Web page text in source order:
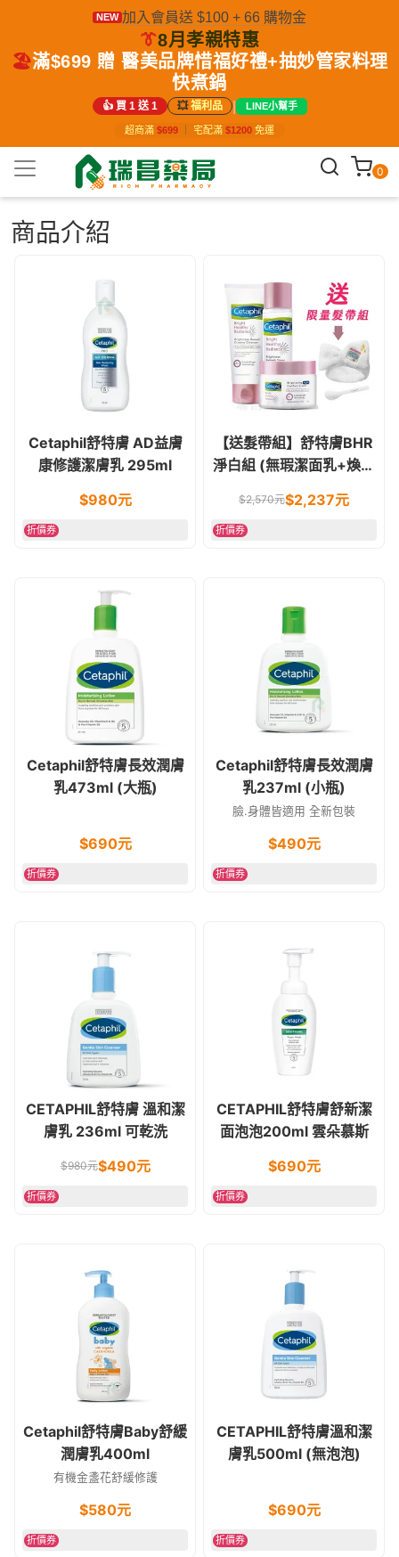
NEW 加入會員送 $100 + 66 購物金
👔8月孝親特惠
🏖️滿$699 贈 醫美品牌惜福好禮+抽妙管家料理
快煮鍋
👍 買 1 送 1 💥福利品 | LINE小幫手
超商滿 $699 宅配滿 $1200 免運
0
商品介紹
Cetaphil舒特膚 AD益膚
康修護潔膚乳 295ml
$980元
折價券
【送髮帶組】舒特膚BHR
淨白組 (無瑕潔面乳+煥新
$2,570元$2,237元
折價券
Cetaphil舒特膚長效潤膚
乳473ml (大瓶)
$690元
折價券
Cetaphil舒特膚長效潤膚
乳237ml (小瓶)
臉.身體皆適用 全新包裝
$490元
折價券
CETAPHIL舒特膚 溫和潔
膚乳 236ml 可乾洗
$980元$490元
折價券
CETAPHIL舒特膚舒新潔
面泡泡200ml 雲朵慕斯
$690元
折價券
Cetaphil舒特膚Baby舒緩
潤膚乳400ml
有機金盞花舒緩修護
$580元
折價券
CETAPHIL舒特膚溫和潔
膚乳500ml (無泡泡)
$690元
折價券